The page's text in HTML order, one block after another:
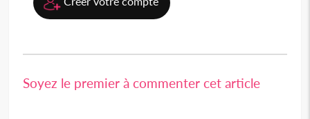
Soyez le premier à commenter cet article